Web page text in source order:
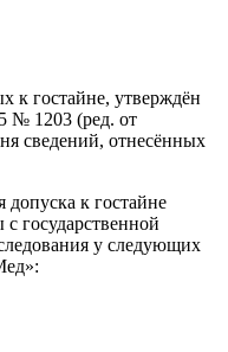
к гостайне, утверждён
№ 1203 (ред. от
сведений, отнесённых
к гостайне
государственной
у следующих